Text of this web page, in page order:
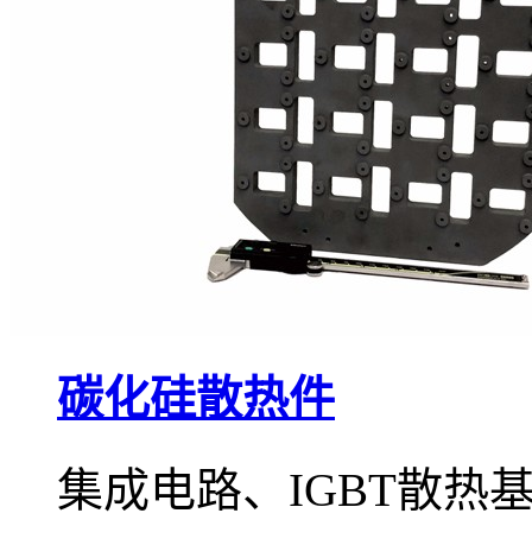
碳化硅散热件
集成电路、IGBT散热